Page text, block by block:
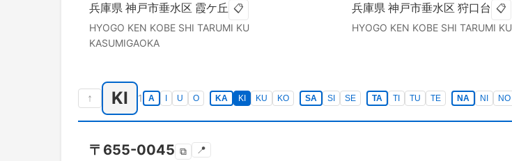
兵庫県 神戸市垂水区 霞ケ丘 📋
HYOGO KEN KOBE SHI TARUMI KU
KASUMIGAOKA
兵庫県 神戸市垂水区 狩口台 📋
HYOGO KEN KOBE SHI TARUMI KU
↑ KI 1 A U O KA KI KU KO SA SI SE TA TI TU TE NA NI NO
〒 655-0045 ⧉ 📍